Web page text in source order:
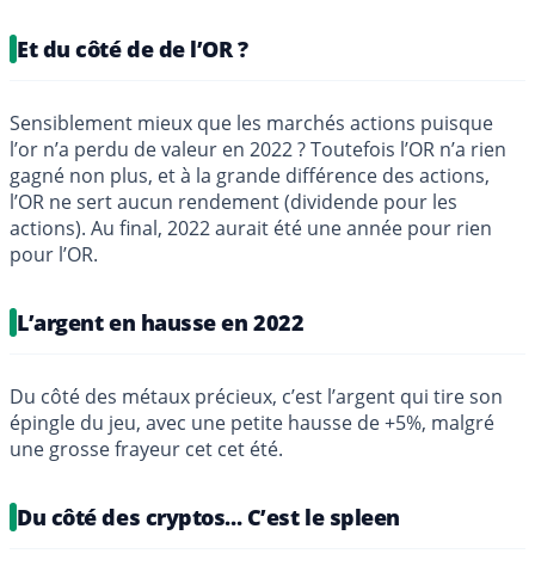
Et du côté de de l’OR ?
Sensiblement mieux que les marchés actions puisque
l’or n’a perdu de valeur en 2022 ? Toutefois l’OR n’a rien
gagné non plus, et à la grande différence des actions,
l’OR ne sert aucun rendement (dividende pour les
actions). Au final, 2022 aurait été une année pour rien
pour l’OR.
L’argent en hausse en 2022
Du côté des métaux précieux, c’est l’argent qui tire son
épingle du jeu, avec une petite hausse de +5%, malgré
une grosse frayeur cet cet été.
Du côté des cryptos... C’est le spleen